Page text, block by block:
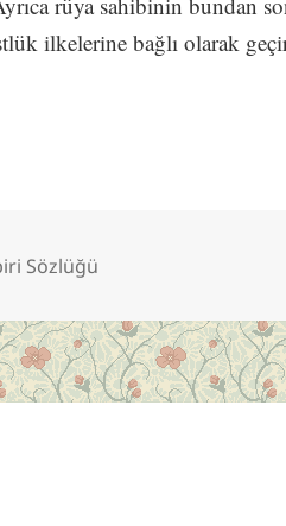
ilkelerine bağlı olarak
Sözlüğü